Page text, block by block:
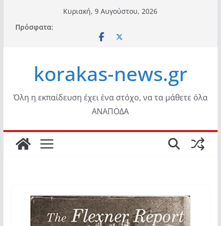
περιεχόμενο
Κυριακή, 9 Αυγούστου, 2026
Πρόσφατα:
korakas-news.gr
Όλη η εκπαίδευση έχει ένα στόχο, να τα μάθετε όλα
ΑΝΑΠΟΔΑ